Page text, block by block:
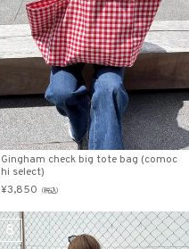
Gingham check big tote bag (comoc
hi select)
¥3,850 （税込）